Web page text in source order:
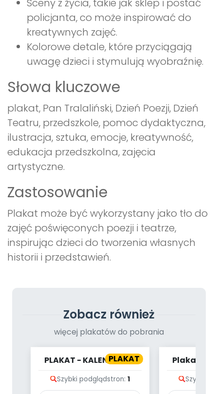
Sceny z życia, takie jak sklep i postać
policjanta, co może inspirować do
kreatywnych zajęć.
Kolorowe detale, które przyciągają
uwagę dzieci i stymulują wyobraźnię.
Słowa kluczowe
plakat, Pan Tralaliński, Dzień Poezji, Dzień
Teatru, przedszkole, pomoc dydaktyczna,
ilustracja, sztuka, emocje, kreatywność,
edukacja przedszkolna, zajęcia
artystyczne.
Zastosowanie
Plakat może być wykorzystany jako tło do
zajęć poświęconych poezji i teatrze,
inspirując dzieci do tworzenia własnych
historii i przedstawień.
Zobacz również
więcej plakatów do pobrania
PLAKAT
PLAKAT - KALENDARZ -
Szybki podglądstron: 1
Plakat -
Szybki